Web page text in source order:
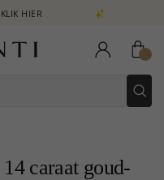
NEW COLLECTION |
caraat goud-